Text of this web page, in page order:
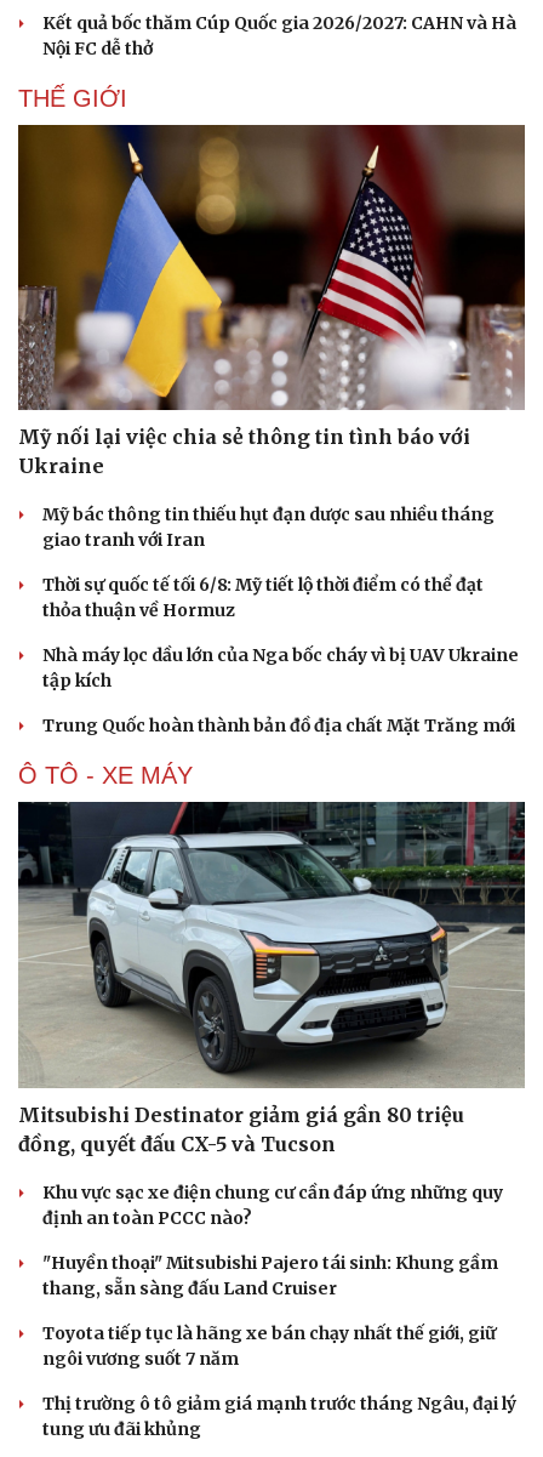
Kết quả bốc thăm Cúp Quốc gia 2026/2027: CAHN và Hà
Nội FC dễ thở
THẾ GIỚI
Mỹ nối lại việc chia sẻ thông tin tình báo với
Ukraine
Mỹ bác thông tin thiếu hụt đạn dược sau nhiều tháng
giao tranh với Iran
Thời sự quốc tế tối 6/8: Mỹ tiết lộ thời điểm có thể đạt
thỏa thuận về Hormuz
Nhà máy lọc dầu lớn của Nga bốc cháy vì bị UAV Ukraine
tập kích
Trung Quốc hoàn thành bản đồ địa chất Mặt Trăng mới
Ô TÔ - XE MÁY
Mitsubishi Destinator giảm giá gần 80 triệu
đồng, quyết đấu CX-5 và Tucson
Khu vực sạc xe điện chung cư cần đáp ứng những quy
định an toàn PCCC nào?
"Huyền thoại" Mitsubishi Pajero tái sinh: Khung gầm
thang, sẵn sàng đấu Land Cruiser
Toyota tiếp tục là hãng xe bán chạy nhất thế giới, giữ
ngôi vương suốt 7 năm
Thị trường ô tô giảm giá mạnh trước tháng Ngâu, đại lý
tung ưu đãi khủng